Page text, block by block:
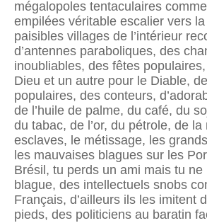
mégalopoles tentaculaires
empilées véritable escalier vers
paisibles villages de l’intérieur
d’antennes paraboliques, des
inoubliables, des fêtes
Dieu et un autre pour le Diable,
populaires, des conteurs,
de l’huile de palme, du café, du
du tabac, de l’or, du pétrole, de
esclaves, le métissage, les
les mauvaises blagues sur les
Brésil, tu perds un ami mais tu
blague, des intellectuels snobs
Français, d’ailleurs ils les imitent
pieds, des politiciens au baratin